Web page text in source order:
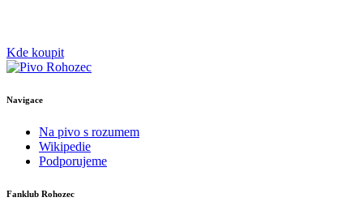
Kde koupit
Navigace
Na pivo s rozumem
Wikipedie
Podporujeme
Fanklub Rohozec